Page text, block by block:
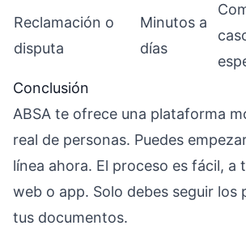
Reclamación o
disputa
Minutos a
días
Conclusión
ABSA te ofrece una plataforma
real de personas. Puedes
línea ahora. El proceso es fácil, a
web o app. Solo debes seguir los
tus documentos.